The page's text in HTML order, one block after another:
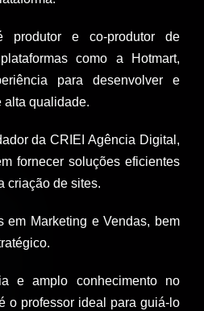
produtor e co-produtor de
como a Hotmart,
para desenvolver e
alta qualidade.
da CRIEI Agência Digital,
fornecer soluções eficientes
criação de sites.
em Marketing e Vendas, bem
e amplo conhecimento no
o professor ideal para guiá-lo